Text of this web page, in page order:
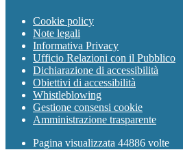
Cookie policy
Note legali
Informativa Privacy
Ufficio Relazioni con il Pubblico
Dichiarazione di accessibilità
Obiettivi di accessibilità
Whistleblowing
Gestione consensi cookie
Amministrazione trasparente
Pagina visualizzata 44886 volte